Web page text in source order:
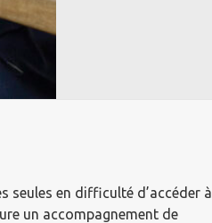
seules en difficulté d’accéder à
un accompagnement de